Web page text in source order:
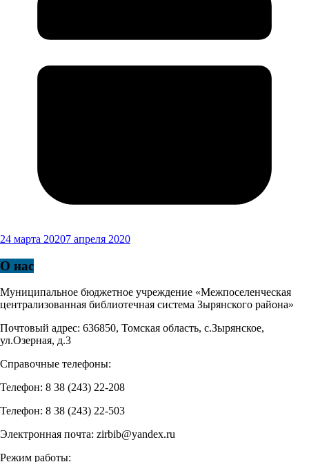
24 марта 20207 апреля 2020
О нас
Муниципальное бюджетное учреждение «Межпоселенческая
централизованная библиотечная система Зырянского района»
Почтовый адрес: 636850, Томская область, с.Зырянское,
ул.Озерная, д.3
Справочные телефоны:
Телефон: 8 38 (243) 22-208
Телефон: 8 38 (243) 22-503
Электронная почта: zirbib@yandex.ru
Режим работы: